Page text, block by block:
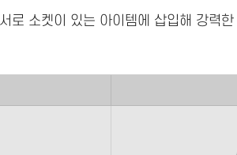
로 소켓이 있는 아이템에 삽입해 강력